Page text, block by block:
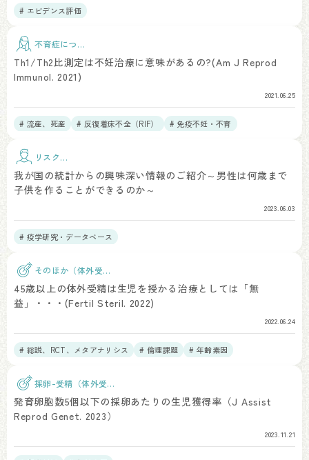
# エビデンス評価
不育症につい
Th1/Th2比測定は不妊治療に意味があるの?(Am J Reprod
Immunol. 2021)
2021.06.25
# 流産、死産 # 反復着床不全（RIF） # 免疫不妊・不育
リスク因
我が国の統計からの興味深い情報のご紹介～男性は何歳まで
子供を作ることができるのか～
2023.06.03
# 疫学研究・データベース
そのほか（体外受
45歳以上の体外受精は生児を授かる治療としては「無
益」・・・(Fertil Steril. 2022)
2022.06.24
# 総説、RCT、メタアナリシス # 倫理課題 # 年齢素因
採卵-受精（体外受
精）
発育卵胞数5個以下の採卵あたりの生児獲得率（J Assist
Reprod Genet. 2023）
2023.11.21